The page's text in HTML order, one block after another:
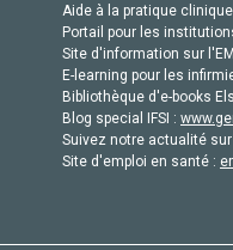
Aide à la pratique
Portail pour les
Site d'information sur
E-learning pour les
Bibliothèque d'e-books
Blog special IFSI :
Suivez notre actualité
Site d'emploi en santé :